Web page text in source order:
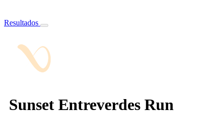
Resultados
Sunset Entreverdes Run